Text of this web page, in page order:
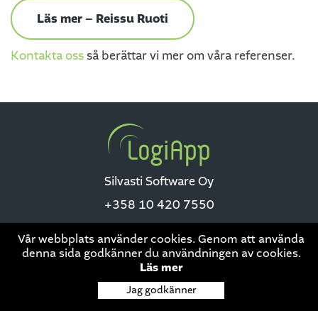
Vår webbplats använder cookies. Genom att använda
denna sida godkänner du användningen av cookies.
Läs mer
Jag godkänner
Läs mer – Reissu Ruoti
Kontakta oss så berättar vi mer om våra referenser.
Silvasti Software Oy
+358 10 420 7550
This site is protected by reCAPTCHA and the Google
Privacy PolicyandTerms of Service